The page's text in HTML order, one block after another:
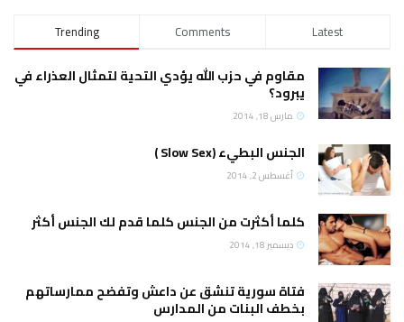
Trending Comments Latest
مقاوم في حزب الله يؤدي التحية لتمثال العذراء في
يبرود؟
مارس 18, 2014
الجنس البطيء (Slow Sex )
أغسطس 2, 2014
كلما أكثرت من الجنس كلما قدم لك الجنس أكثر
ديسمبر 18, 2014
فتاة سورية تنشق عن داعش وتفضح ممارساتهم
بخطف البنات من المدارس